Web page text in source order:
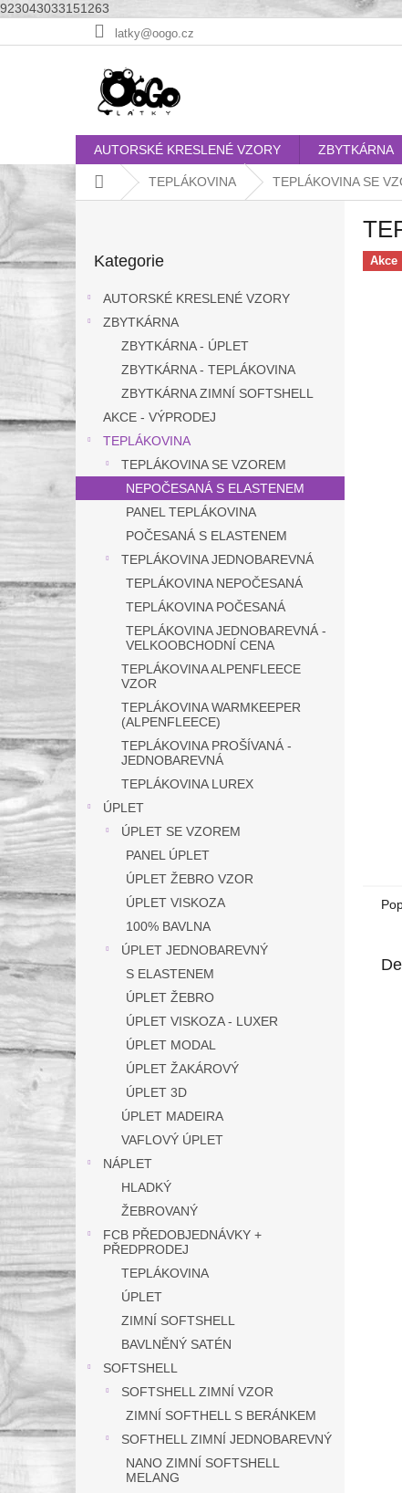
923043033151263
na
latky@oogo.cz
AUTORSKÉ KRESLENÉ VZORY ZBYTKÁRNA
Domů TEPLÁKOVINA TEPLÁKOVINA SE
s
t
a
n
kategorie
Kategorie
AUTORSKÉ KRESLENÉ VZORY
ZBYTKÁRNA
ZBYTKÁRNA - ÚPLET
ZBYTKÁRNA - TEPLÁKOVINA
ZBYTKÁRNA ZIMNÍ SOFTSHELL
AKCE - VÝPRODEJ
TEPLÁKOVINA
TEPLÁKOVINA SE VZOREM
NEPOČESANÁ S ELASTENEM
PANEL TEPLÁKOVINA
POČESANÁ S ELASTENEM
TEPLÁKOVINA JEDNOBAREVNÁ
TEPLÁKOVINA NEPOČESANÁ
TEPLÁKOVINA POČESANÁ
TEPLÁKOVINA JEDNOBAREVNÁ -
VELKOOBCHODNÍ CENA
TEPLÁKOVINA ALPENFLEECE
VZOR
TEPLÁKOVINA WARMKEEPER
(ALPENFLEECE)
TEPLÁKOVINA PROŠÍVANÁ -
JEDNOBAREVNÁ
TEPLÁKOVINA LUREX
ÚPLET
ÚPLET SE VZOREM
PANEL ÚPLET
ÚPLET ŽEBRO VZOR
ÚPLET VISKOZA
100% BAVLNA
ÚPLET JEDNOBAREVNÝ
S ELASTENEM
ÚPLET ŽEBRO
ÚPLET VISKOZA - LUXER
ÚPLET MODAL
ÚPLET ŽAKÁROVÝ
ÚPLET 3D
ÚPLET MADEIRA
VAFLOVÝ ÚPLET
NÁPLET
HLADKÝ
ŽEBROVANÝ
FCB PŘEDOBJEDNÁVKY +
PŘEDPRODEJ
TEPLÁKOVINA
ÚPLET
ZIMNÍ SOFTSHELL
BAVLNĚNÝ SATÉN
SOFTSHELL
SOFTSHELL ZIMNÍ VZOR
ZIMNÍ SOFTHELL S BERÁNKEM
SOFTHELL ZIMNÍ JEDNOBAREVNÝ
NANO ZIMNÍ SOFTSHELL
MELANG
Akce